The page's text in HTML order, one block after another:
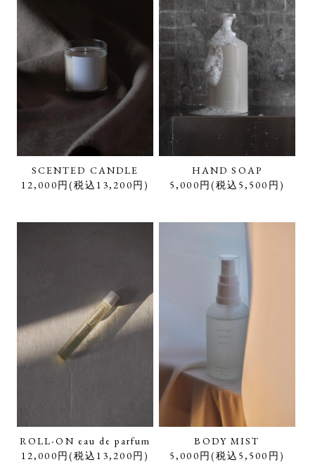
SCENTED CANDLE
12,000円(税込13,200円)
HAND SOAP
5,000円(税込5,500円)
ROLL-ON eau de parfum
12,000円(税込13,200円)
BODY MIST
5,000円(税込5,500円)